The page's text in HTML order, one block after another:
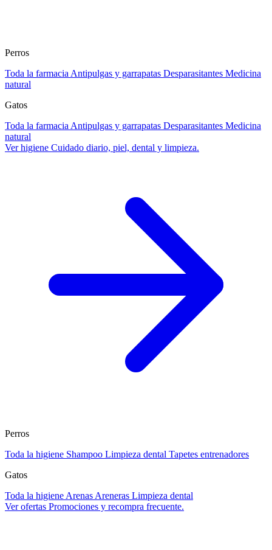
Perros
Toda la farmacia Antipulgas y garrapatas Desparasitantes Medicina
natural
Gatos
Toda la farmacia Antipulgas y garrapatas Desparasitantes Medicina
natural
Ver higiene Cuidado diario, piel, dental y limpieza.
Perros
Toda la higiene Shampoo Limpieza dental Tapetes entrenadores
Gatos
Toda la higiene Arenas Areneras Limpieza dental
Ver ofertas Promociones y recompra frecuente.